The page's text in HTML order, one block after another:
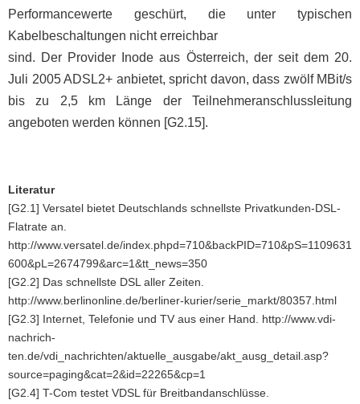
Performancewerte geschürt, die unter typischen
Kabelbeschaltungen nicht erreichbar
sind. Der Provider Inode aus Österreich, der seit dem 20.
Juli 2005 ADSL2+ anbietet, spricht davon, dass zwölf MBit/s
bis zu 2,5 km Länge der Teilnehmeranschlussleitung
angeboten werden können [G2.15].
Literatur
[G2.1] Versatel bietet Deutschlands schnellste Privatkunden-DSL-
Flatrate an.
http://www.versatel.de/index.phpd=710&backPID=710&pS=1109631
600&pL=2674799&arc=1&tt_news=350
[G2.2] Das schnellste DSL aller Zeiten.
http://www.berlinonline.de/berliner-kurier/serie_markt/80357.html
[G2.3] Internet, Telefonie und TV aus einer Hand. http://www.vdi-
nachrich-
ten.de/vdi_nachrichten/aktuelle_ausgabe/akt_ausg_detail.asp?
source=paging&cat=2&id=22265&cp=1
[G2.4] T-Com testet VDSL für Breitbandanschlüsse.